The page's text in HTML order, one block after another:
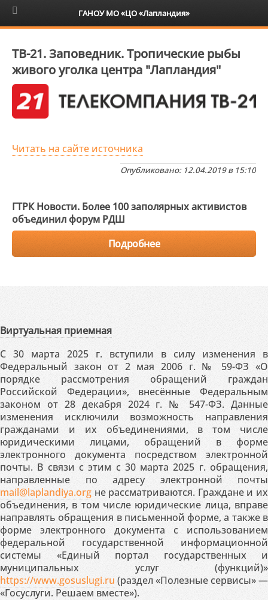
6+
ТВ-21. Заповедник. Тропические рыбы
живого уголка центра "Лапландия"
Читать на сайте источника
Опубликовано: 12.04.2019 в 15:10
ГТРК Новости. Более 100 заполярных активистов
объединил форум РДШ
Подробнее
Виртуальная приемная
С 30 марта 2025 г. вступили в силу изменения в
Федеральный закон от 2 мая 2006 г. № 59-ФЗ «О
порядке рассмотрения обращений граждан
Российской Федерации», внесённые Федеральным
законом от 28 декабря 2024 г. № 547-ФЗ. Данные
изменения исключили возможность направления
гражданами и их объединениями, в том числе
юридическими лицами, обращений в форме
электронного документа посредством электронной
почты. В связи с этим с 30 марта 2025 г. обращения,
направленные по адресу электронной почты
mail@laplandiya.org не рассматриваются. Граждане и их
объединения, в том числе юридические лица, вправе
направлять обращения в письменной форме, а также в
форме электронного документа с использованием
федеральной государственной информационной
системы «Единый портал государственных и
муниципальных услуг (функций)»
https://www.gosuslugi.ru (раздел «Полезные сервисы» —
«Госуслуги. Решаем вместе»).
ГАНОУ МО «ЦО «Лапландия»